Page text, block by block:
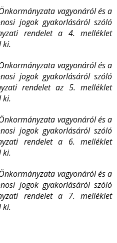
vagyonáról és a
jogok gyakorlásáról szóló
rendelet a 4. melléklet
ki.
vagyonáról és a
jogok gyakorlásáról szóló
rendelet az 5. melléklet
ki.
vagyonáról és a
jogok gyakorlásáról szóló
rendelet a 6. melléklet
ki.
vagyonáról és a
jogok gyakorlásáról szóló
rendelet a 7. melléklet
ki.